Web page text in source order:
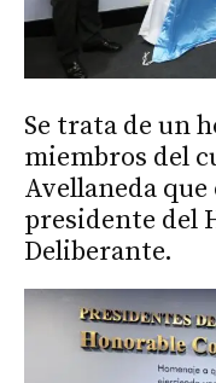
Se trata de un
miembros del
Avellaneda
presidente del
Deliberante.